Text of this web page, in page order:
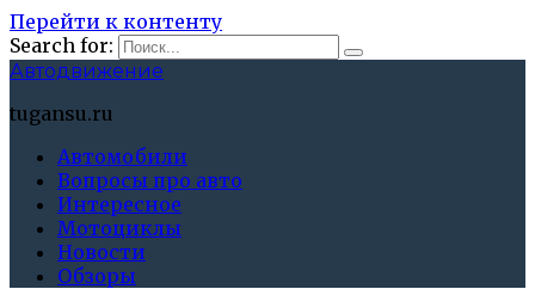
Перейти к контенту
Search for:
Автодвижение
tugansu.ru
Автомобили
Вопросы про авто
Интересное
Мотоциклы
Новости
Обзоры